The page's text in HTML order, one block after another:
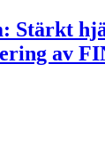
Stärkt
av